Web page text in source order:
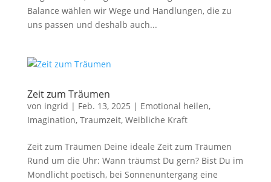
Balance wählen wir Wege und Handlungen, die zu
uns passen und deshalb auch...
Zeit zum Träumen
von ingrid | Feb. 13, 2025 | Emotional heilen,
Imagination, Traumzeit, Weibliche Kraft
Zeit zum Träumen Deine ideale Zeit zum Träumen
Rund um die Uhr: Wann träumst Du gern? Bist Du im
Mondlicht poetisch, bei Sonnenuntergang eine